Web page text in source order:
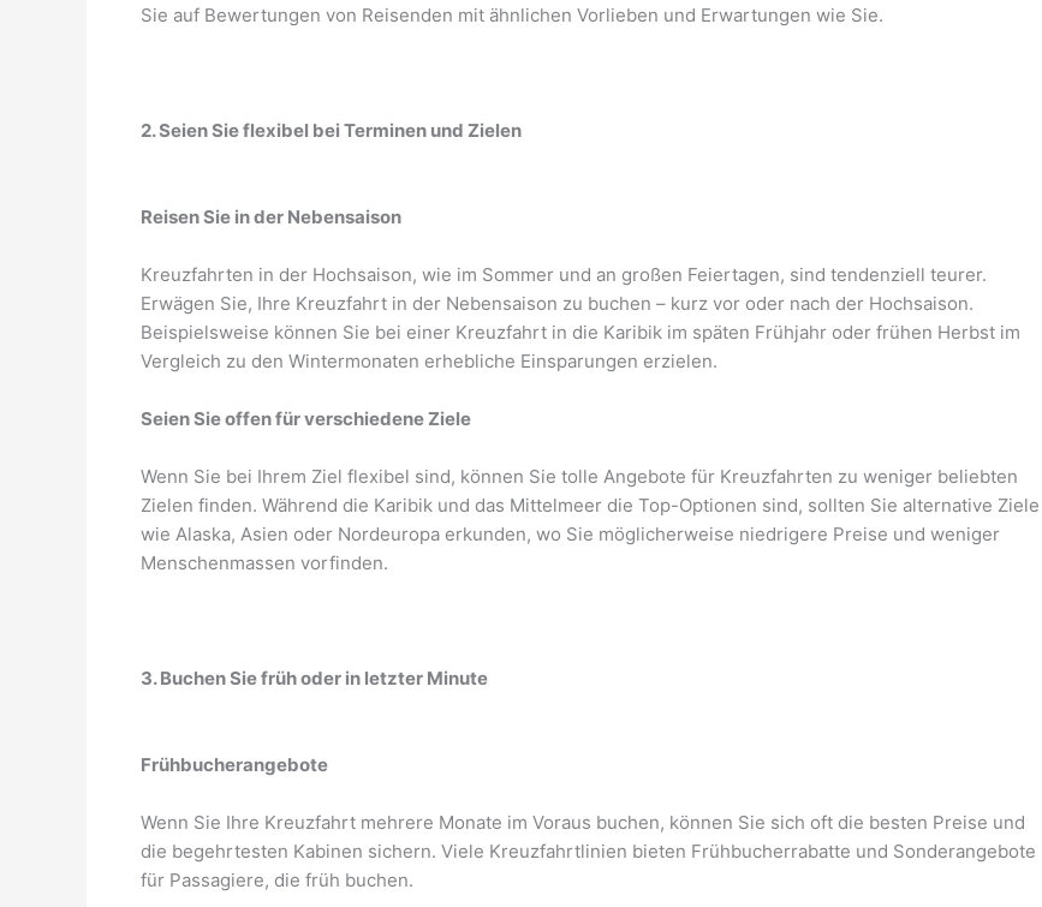
Sie auf Bewertungen von Reisenden mit ähnlichen Vorlieben und Erwartungen wie Sie.
2. Seien Sie flexibel bei Terminen und Zielen
Reisen Sie in der Nebensaison
Kreuzfahrten in der Hochsaison, wie im Sommer und an großen Feiertagen, sind tendenziell teurer.
Erwägen Sie, Ihre Kreuzfahrt in der Nebensaison zu buchen – kurz vor oder nach der Hochsaison.
Beispielsweise können Sie bei einer Kreuzfahrt in die Karibik im späten Frühjahr oder frühen Herbst im
Vergleich zu den Wintermonaten erhebliche Einsparungen erzielen.
Seien Sie offen für verschiedene Ziele
Wenn Sie bei Ihrem Ziel flexibel sind, können Sie tolle Angebote für Kreuzfahrten zu weniger beliebten
Zielen finden. Während die Karibik und das Mittelmeer die Top-Optionen sind, sollten Sie alternative Ziele
wie Alaska, Asien oder Nordeuropa erkunden, wo Sie möglicherweise niedrigere Preise und weniger
Menschenmassen vorfinden.
3. Buchen Sie früh oder in letzter Minute
Frühbucherangebote
Wenn Sie Ihre Kreuzfahrt mehrere Monate im Voraus buchen, können Sie sich oft die besten Preise und
die begehrtesten Kabinen sichern. Viele Kreuzfahrtlinien bieten Frühbucherrabatte und Sonderangebote
für Passagiere, die früh buchen.